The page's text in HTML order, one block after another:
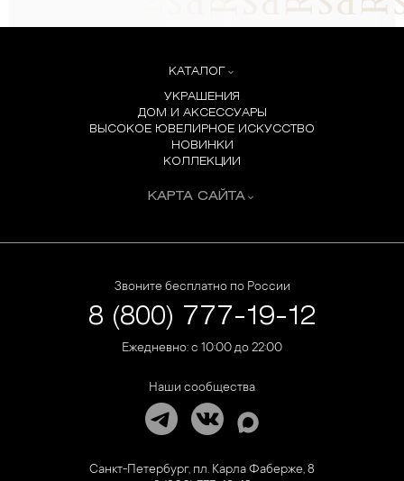
КАТАЛОГ
УКРАШЕНИЯ
ДОМ И АКСЕССУАРЫ
ВЫСОКОЕ ЮВЕЛИРНОЕ ИСКУССТВО
НОВИНКИ
КОЛЛЕКЦИИ
КАРТА САЙТА
Звоните бесплатно по России
8 (800) 777-19-12
Ежедневно: с 10:00 до 22:00
Наши сообщества
Санкт-Петербург, пл. Карла Фаберже, 8